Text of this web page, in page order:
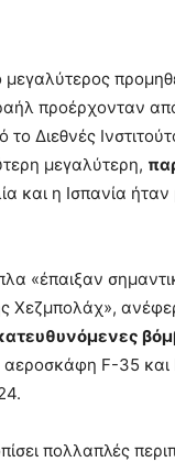
μεγαλύτερος
προέρχονταν
Διεθνές
μεγαλύτερη,
και η Ισπανία
«έπαιξαν
Χεζμπολάχ»,
αεροσκάφη F-35
πολλαπλές